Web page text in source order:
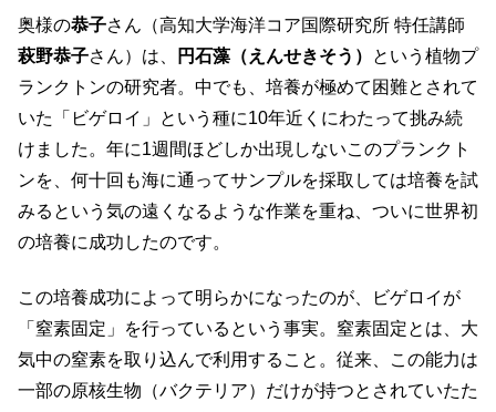
奥様の恭子さん（高知大学海洋コア国際研究所 特任講師
萩野恭子さん）は、 円石藻（えんせきそう）
という植物プ
ランクトンの研究者。中でも、培養が極めて困難とされて
いた「ビゲロイ」という種に10年近くにわたって挑み続
けました。年に1週間ほどしか出現しないこのプランクト
ンを、何十回も海に通ってサンプルを採取しては培養を試
みるという気の遠くなるような作業を重ね、ついに世界初
の培養に成功したのです。
この培養成功によって明らかになったのが、ビゲロイが
「窒素固定」を行っているという事実。窒素固定とは、大
気中の窒素を取り込んで利用すること。従来、この能力は
一部の原核生物（バクテリア）だけが持つとされていたた